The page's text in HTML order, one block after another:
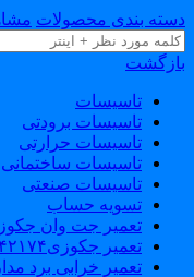
بندی محصولات
تاسیسات
تاسیسات برودتی
تاسیسات حرارتی
تاسیسات ساختمانی
تاسیسات صنعتی
تسویه حساب
تعمیر جت وان جکوزی
تعمیر جکوزی۸۸۰۴۲۱۷۴_فروش وان_جکوزی
تعمیر خرابی برد